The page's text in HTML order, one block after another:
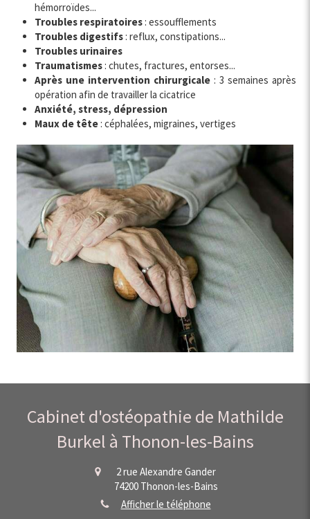
hémorroïdes...
Troubles respiratoires : essoufflements
Troubles digestifs : reflux, constipations...
Troubles urinaires
Traumatismes : chutes, fractures, entorses...
Après une intervention chirurgicale : 3 semaines après
opération afin de travailler la cicatrice
Anxiété, stress, dépression
Maux de tête : céphalées, migraines, vertiges
Cabinet d'ostéopathie de Mathilde
Burkel à Thonon-les-Bains
2 rue Alexandre Gander
74200 Thonon-les-Bains
Afficher le téléphone